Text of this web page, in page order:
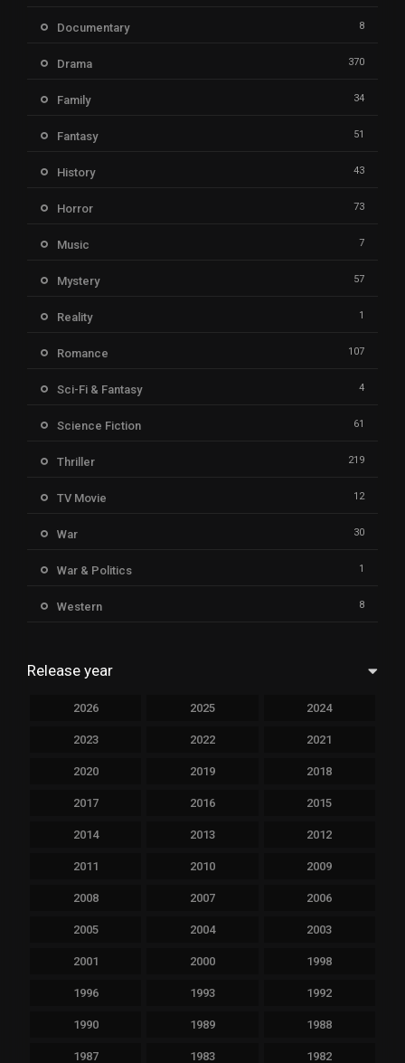
Documentary 8
Drama 370
Family 34
Fantasy 51
History 43
Horror 73
Music 7
Mystery 57
Reality 1
Romance 107
Sci-Fi & Fantasy 4
Science Fiction 61
Thriller 219
TV Movie 12
War 30
War & Politics 1
Western 8
Release year
2026 2025 2024
2023 2022 2021
2020 2019 2018
2017 2016 2015
2014 2013 2012
2011 2010 2009
2008 2007 2006
2005 2004 2003
2001 2000 1998
1996 1993 1992
1990 1989 1988
1987 1983 1982